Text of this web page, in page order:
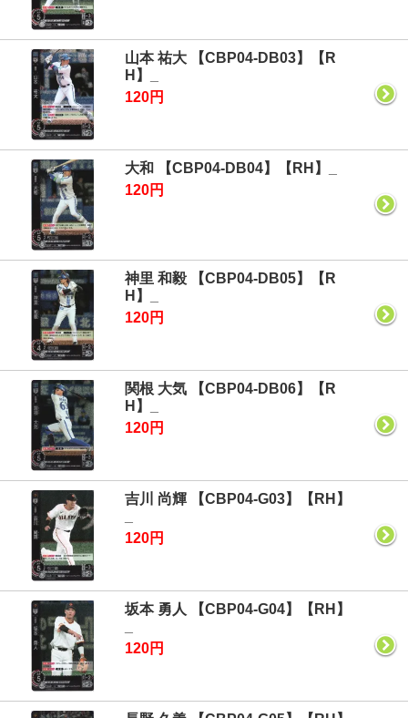
山本 祐大 【CBP04-DB03】【R
H】_
120円
大和 【CBP04-DB04】【RH】_
120円
神里 和毅 【CBP04-DB05】【R
H】_
120円
関根 大気 【CBP04-DB06】【R
H】_
120円
吉川 尚輝 【CBP04-G03】【RH】
120円
坂本 勇人 【CBP04-G04】【RH】
120円